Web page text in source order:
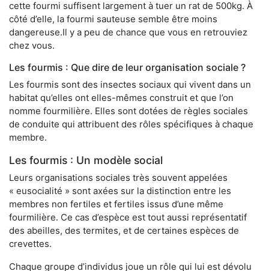
cette fourmi suffisent largement à tuer un rat de 500kg. À
côté d’elle, la fourmi sauteuse semble être moins
dangereuse.Il y a peu de chance que vous en retrouviez
chez vous.
Les fourmis : Que dire de leur organisation sociale ?
Les fourmis sont des insectes sociaux qui vivent dans un
habitat qu’elles ont elles-mêmes construit et que l’on
nomme fourmilière. Elles sont dotées de règles sociales
de conduite qui attribuent des rôles spécifiques à chaque
membre.
Les fourmis : Un modèle social
Leurs organisations sociales très souvent appelées
« eusocialité » sont axées sur la distinction entre les
membres non fertiles et fertiles issus d’une même
fourmilière. Ce cas d’espèce est tout aussi représentatif
des abeilles, des termites, et de certaines espèces de
crevettes.
Chaque groupe d’individus joue un rôle qui lui est dévolu